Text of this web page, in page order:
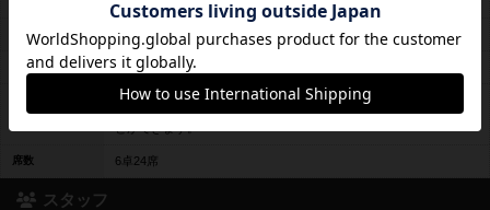
休日営業 10時00分～18時00分
定休日 なし
備考
町のフリースペースで、町内在住の方に限らず誰でも利用すること
のできる施設です。置いてあるボードゲームは館内で無料で遊ぶこ
席数 6卓24席
スタッフ